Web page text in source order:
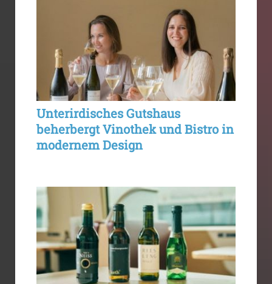
Unterirdisches Gutshaus
beherbergt Vinothek und Bistro in
modernem Design